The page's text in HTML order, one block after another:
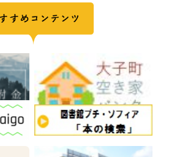
～100年愛される“おいし～
～
ン・レジデンス成果報告展
」を開催します（R8年8月26